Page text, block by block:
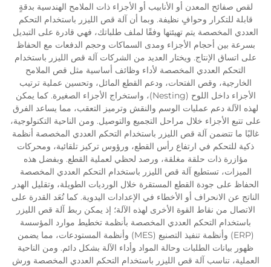
لقص صفائح المعدن أو الأنابيب أو الأجزاء ذات الملامح الهندسية بدقةٍ
قابلة للتكرار وحوافٍ نظيفة. وبما أن آلة قص الليزر باستخدام التحكم
العددي المخصصة يتم تهيئتها وفقًا لملف طلباتك، فهي قادرة على التبديل
بسرعة بين أحجام الأجزاء ومدى السماكات وحجم الدفعات مع الحفاظ
على اتساق الإنتاج. ويختار العديد من الشركات آلة قص الليزر باستخدام
التحكم العددي المخصصة لأداء وظائف أساسية مثل قص الملامح
الخارجية، وقص الفتحات، ودعم القطع المائل، وتحسين عملية ترتيب
الأجزاء داخل اللوح (Nesting)، واستخراج الأجزاء الصغيرة. كما يمكن
لهذه الآلة دعم عمليات الوسم والنقش وترميز التعقب، مما يساعد الفرق
على تتبع الأجزاء خلال مراحل التجميع والتوصيل. ومن الناحية التكنولوجية،
غالبًا ما تتضمن آلة قص الليزر باستخدام التحكم العددي المخصصة أنظمة
ذكية للتحكم في ارتفاع رأس القطع، ورؤوس تركيز تلقائية، ومحركات
مؤازرة ذات حلقة مغلقة، ورصد لحظي لعملية القطع. وبفضل هذه
الميزات، تستطيع آلة قص الليزر باستخدام التحكم العددي المخصصة
الحفاظ على جودة القطع المستقرة خلال الورديات الطويلة، وتقليل الهدر
الناتج عن الانحراف أو الأخطاء في الإعدادات اليدوية. كما تُعَد القدرة على
الاتصال من نقاط القوة الأخرى لهذه الآلة؛ إذ يمكن ربط آلة قص الليزر
باستخدام التحكم العددي المخصصة بأنظمة تخطيط موارد المؤسسة
(ERP) وأنظمة تنفيذ التصنيع (MES) وأنظمة المستودعات، مما يضمن
ظهور بيانات الطلبات وحالة المواد وأداء الآلة بشكل دائم. ومن الناحية
العملية، تناسب آلة قص الليزر باستخدام التحكم العددي المخصصة ورش